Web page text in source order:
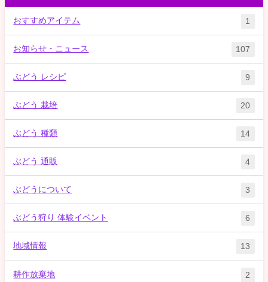
おすすめアイテム 1
お知らせ・ニュース 107
ぶどう レシピ 9
ぶどう 栽培 20
ぶどう 種類 14
ぶどう 通販 4
ぶどうについて 3
ぶどう狩り 体験イベント 6
地域情報 13
耕作放棄地 2